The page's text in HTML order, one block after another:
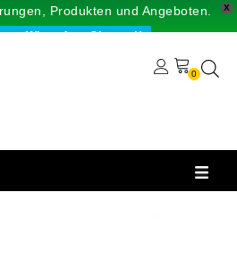
X
Produkten und Angeboten.
WhatsApp-Channel!
0